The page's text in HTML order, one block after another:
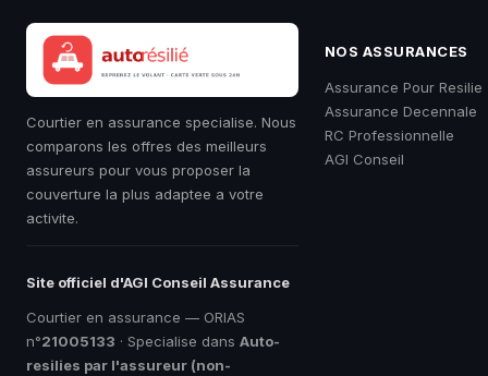
Courtier en assurance specialise. Nous
comparons les offres des meilleurs
assureurs pour vous proposer la
couverture la plus adaptee a votre
activite.
Site officiel d'AGI Conseil Assurance
Courtier en assurance — ORIAS
n°21005133 · Specialise dans Auto-
resilies par l'assureur (non-
NOS ASSURANCES
Assurance Pour Resilie
Assurance Decennale
RC Professionnelle
AGI Conseil